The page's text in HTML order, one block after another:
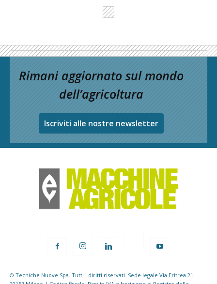
Rimani aggiornato sul mondo
dell’agricoltura
Iscriviti alle nostre newsletter
© Tecniche Nuove Spa. Tutti i diritti riservati. Sede legale Via Eritrea 21 -